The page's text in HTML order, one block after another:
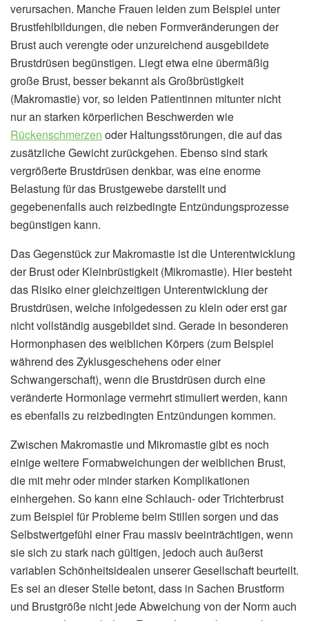
verursachen. Manche Frauen leiden zum Beispiel unter
Brustfehlbildungen, die neben Formveränderungen der
Brust auch verengte oder unzureichend ausgebildete
Brustdrüsen begünstigen. Liegt etwa eine übermäßig
große Brust, besser bekannt als Großbrüstigkeit
(Makromastie) vor, so leiden Patientinnen mitunter nicht
nur an starken körperlichen Beschwerden wie
Rückenschmerzen oder Haltungsstörungen, die auf das
zusätzliche Gewicht zurückgehen. Ebenso sind stark
vergrößerte Brustdrüsen denkbar, was eine enorme
Belastung für das Brustgewebe darstellt und
gegebenenfalls auch reizbedingte Entzündungsprozesse
begünstigen kann.
Das Gegenstück zur Makromastie ist die Unterentwicklung
der Brust oder Kleinbrüstigkeit (Mikromastie). Hier besteht
das Risiko einer gleichzeitigen Unterentwicklung der
Brustdrüsen, welche infolgedessen zu klein oder erst gar
nicht vollständig ausgebildet sind. Gerade in besonderen
Hormonphasen des weiblichen Körpers (zum Beispiel
während des Zyklusgeschehens oder einer
Schwangerschaft), wenn die Brustdrüsen durch eine
veränderte Hormonlage vermehrt stimuliert werden, kann
es ebenfalls zu reizbedingten Entzündungen kommen.
Zwischen Makromastie und Mikromastie gibt es noch
einige weitere Formabweichungen der weiblichen Brust,
die mit mehr oder minder starken Komplikationen
einhergehen. So kann eine Schlauch- oder Trichterbrust
zum Beispiel für Probleme beim Stillen sorgen und das
Selbstwertgefühl einer Frau massiv beeinträchtigen, wenn
sie sich zu stark nach gültigen, jedoch auch äußerst
variablen Schönheitsidealen unserer Gesellschaft beurteilt.
Es sei an dieser Stelle betont, dass in Sachen Brustform
und Brustgröße nicht jede Abweichung von der Norm auch